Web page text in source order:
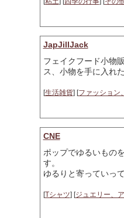
JapJillJack
フェイクフード小物
ス、小物を手に入れ
[生活雑貨] [ファッション
CNE
ポップでゆるいもの
す。
ゆるりと寄っていっ
[Tシャツ] [ジュエリー、